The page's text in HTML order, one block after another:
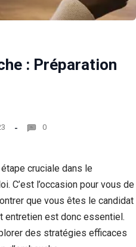
: Préparation
0
étape cruciale dans le
C’est l’occasion pour vous de
que vous êtes le candidat
entretien est donc essentiel.
des stratégies efficaces